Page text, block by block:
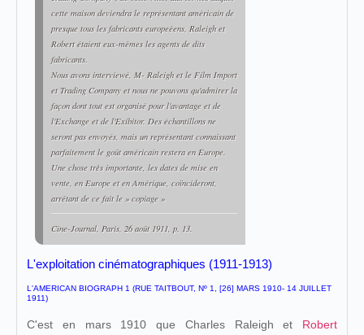
cette maison deviendra le représentant américain de
presque tous les fabricants europeéens, Raleigh et
Robert étaient eux-mêmes les agents de dits
fabricants.
Nous avons interviewé, M- Raleigh et le Film Import
et Trading Company et nous ne pouvons qu'admirer la
façon dont tout est organisé pour l'avantage et de
l'Exchange et de l'Exibitor. Des échantillons ne
seront pas envoyés, mais un représentant connaissant
parfaitement le goût américain restera en Europe.
Une chose très importante, les dates de mise en
vente, en Europe et en Amérique, coïncideront,
arrêtant de ce fait le » copiage »
Cine-Journal, Paris, 26 août 1911, p. 13.
L'exploitation cinématographiques (1911-1913)
L'AMERICAN BIOGRAPH 1 (RUE TAITBOUT, Nº 1, [26] MARS 1910- 14 JUILLET
1911)
C'est en mars 1910 que Charles Raleigh et Robert